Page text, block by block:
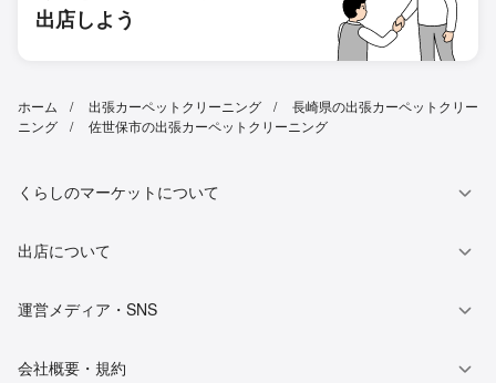
出店しよう
ホーム 出張カーペットクリーニング
長崎県の出張カーペットクリー
ニング
佐世保市の出張カーペットクリーニング
くらしのマーケットについて
出店について
運営メディア・SNS
会社概要・規約